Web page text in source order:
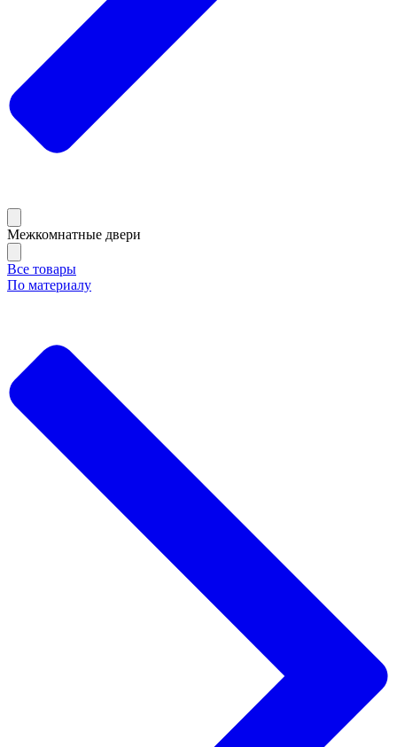
Межкомнатные двери
Все товары
По материалу